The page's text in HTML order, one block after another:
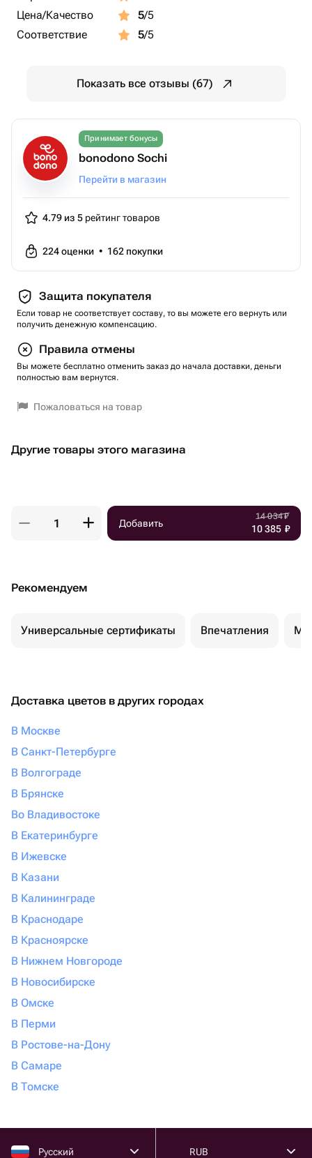
Возможен перенос в зависимости от погодных условий
с. Чвижепсе, ул. Нарзанная, 4
Цена/Качество
5/5
Соответствие
5/5
Показать все отзывы (67)
Принимает бонусы
bonodono Sochi
Перейти в магазин
4.79 из 5 рейтинг товаров
224оценки • 162 покупки
Защита покупателя
Если товар не соответствует составу, то вы можете его вернуть или
получить денежную компенсацию.
Правила отмены
Вы можете бесплатно отменить заказ до начала доставки, деньги
полностью вам вернутся.
Пожаловаться на товар
Другие товары этого магазина
Добавить
14 034₽
10 385 ₽
Рекомендуем
Универсальные сертификаты Впечатления
Доставка цветов в других городах
В Москве
В Санкт-Петербурге
В Волгограде
В Брянске
Во Владивостоке
В Екатеринбурге
В Ижевске
В Казани
В Калининграде
В Краснодаре
В Красноярске
В Нижнем Новгороде
В Новосибирске
В Омске
В Перми
В Ростове-на-Дону
В Самаре
В Томске
Русский RUB